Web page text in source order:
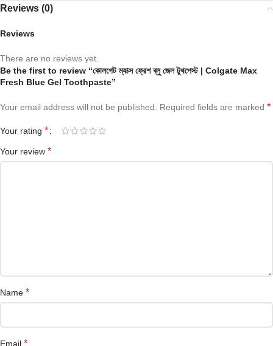
Reviews (0)
Reviews
There are no reviews yet.
Be the first to review “কোলগেট ম্যাক্স ফ্রেশ ব্লু জেল টুথপেস্ট | Colgate Max
Fresh Blue Gel Toothpaste”
Your email address will not be published. Required fields are marked *
Your rating *
Your review *
Name *
Email *